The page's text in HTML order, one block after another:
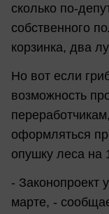
сколько по-
собственного
корзинка, два
Но вот если
возможность
оформляться
опушку леса на
- Законопроект
марте, -